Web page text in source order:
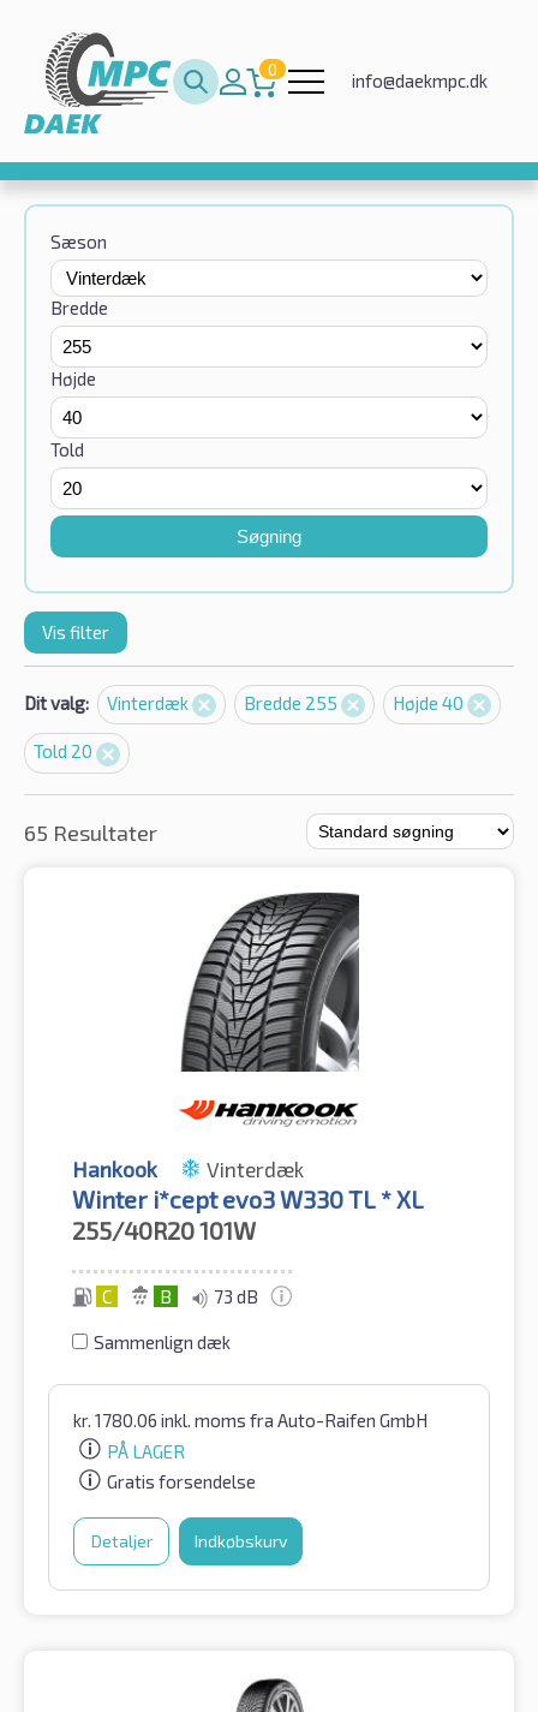
0
info@daekmpc.dk
Sæson
Bredde
Højde
Told
Søgning
Vis filter
Dit valg: Vinterdæk Bredde 255 Højde 40
Told 20
65 Resultater
Hankook Vinterdæk
Winter i*cept evo3 W330 TL * XL
255/40R20101W
C B 73 dB
Sammenlign dæk
kr. 1780.06 inkl. moms fra Auto-Raifen GmbH
PÅ LAGER
Gratis forsendelse
Detaljer Indkøbskurv